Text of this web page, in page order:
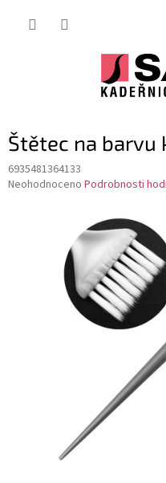
Štětec na
6935481364133
Průměrné
Neohodnoceno Podrobnosti